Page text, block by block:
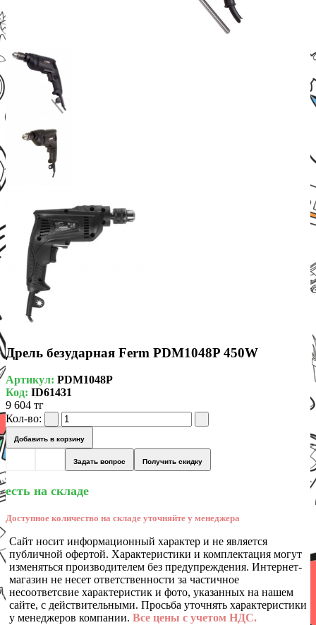
Дрель безударная Ferm PDM1048P 450W
Артикул: PDM1048P
Код: ID61431
9 604 тг
Кол-во:
Добавить в корзину
Задать вопрос Получить скидку
есть на складе
Доступное количество на складе уточняйте у менеджера
Сайт носит информационный характер и не является
публичной офертой. Характеристики и комплектация могут
изменяться производителем без предупреждения. Интернет-
магазин не несет ответственности за частичное
несоответсвие характеристик и фото, указанных на нашем
сайте, с действительными. Просьба уточнять характеристики
у менеджеров компании. Все цены с учетом НДС.